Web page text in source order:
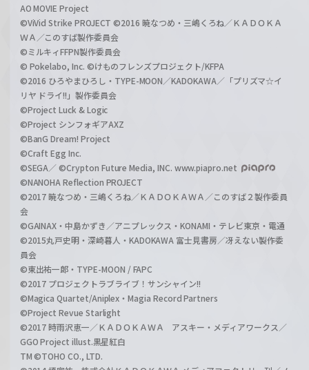
AO MOVIE Project
©ViVid Strike PROJECT ©2016 暁なつめ・三嶋くろね／ＫＡＤＯＫＡ
ＷＡ／このすば製作委員会
©ミルキィFFPN製作委員会
© Pokelabo, Inc. ©けものフレンズプロジェクト/KFPA
©2016 ひろやまひろし・TYPE-MOON／KADOKAWA／「プリズマ☆イ
リヤ ドライ!!」製作委員会
©Project Luck & Logic
©Project シンフォギアAXZ
©BanG Dream! Project
©Craft Egg Inc.
©SEGA／ ©Crypton Future Media, INC. www.piapro.net
©NANOHA Reflection PROJECT
©2017 暁なつめ・三嶋くろね／ＫＡＤＯＫＡＷＡ／このすば２製作委員
会
©GAINAX・中島かずき／アニプレックス・KONAMI・テレビ東京・電通
©2015丸戸史明・深崎暮人・KADOKAWA 富士見書房／冴えない製作委
員会
©東出祐一郎・TYPE-MOON / FAPC
©2017 プロジェクトラブライブ！サンシャイン!!
©Magica Quartet/Aniplex・Magia Record Partners
©Project Revue Starlight
©2017 時雨沢恵一／ＫＡＤＯＫＡＷＡ アスキー・メディアワークス／
GGO Project illust.黒星紅白
TM ©TOHO CO., LTD.